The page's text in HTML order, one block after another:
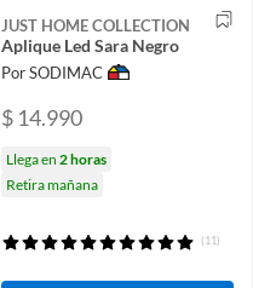
JUST HOME COLLECTION
Aplique Led Sara Negro
Por SODIMAC
$ 14.990
Llega en 2 horas
Retira mañana
(11)